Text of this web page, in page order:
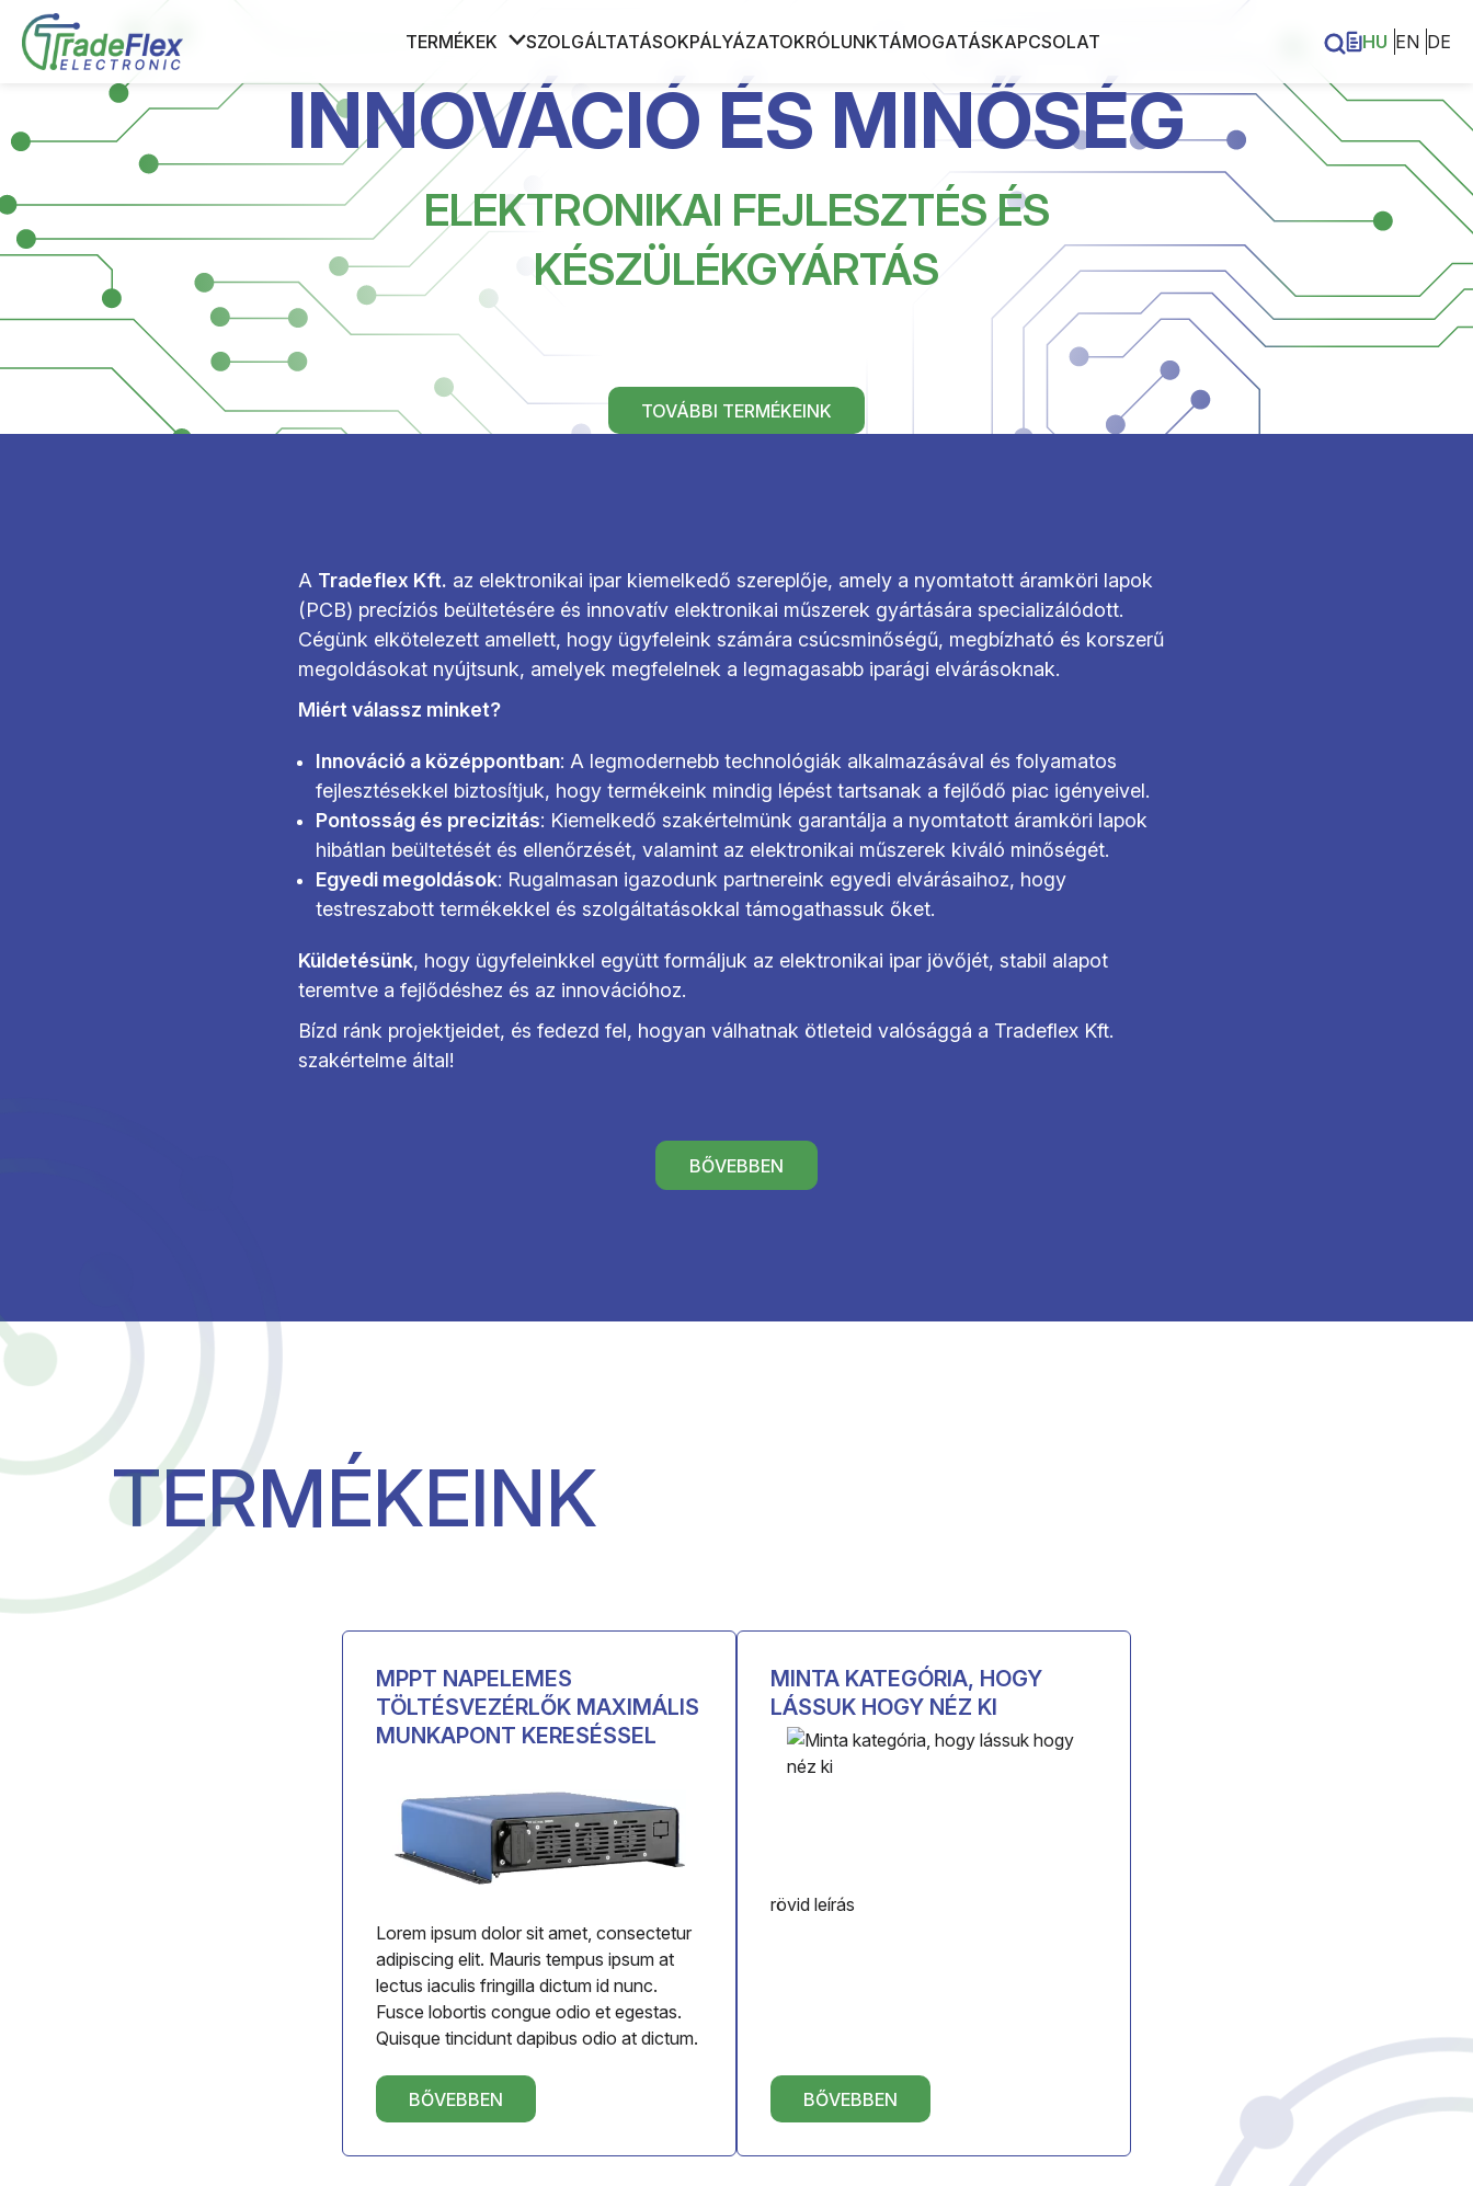
TERMÉKEK
MPPT NAPELEMES TÖLTÉSVEZÉRLŐK
MAXIMÁLIS MUNKAPONT KERESÉSSEL
SZOLGÁLTATÁSOKPÁLYÁZATOKRÓLUNKTÁMOGATÁSKAPCSOLAT HU EN DE
INNOVÁCIÓ ÉS MINŐSÉG
ELEKTRONIKAI FEJLESZTÉS ÉS
KÉSZÜLÉKGYÁRTÁS
TOVÁBBI TERMÉKEINK
A Tradeflex Kft. az elektronikai ipar kiemelkedő szereplője, amely a nyomtatott áramköri lapok
(PCB) precíziós beültetésére és innovatív elektronikai műszerek gyártására specializálódott.
Cégünk elkötelezett amellett, hogy ügyfeleink számára csúcsminőségű, megbízható és korszerű
megoldásokat nyújtsunk, amelyek megfelelnek a legmagasabb iparági elvárásoknak.
Miért válassz minket?
Innováció a középpontban: A legmodernebb technológiák alkalmazásával és folyamatos
fejlesztésekkel biztosítjuk, hogy termékeink mindig lépést tartsanak a fejlődő piac igényeivel.
Pontosság és precizitás: Kiemelkedő szakértelmünk garantálja a nyomtatott áramköri lapok
hibátlan beültetését és ellenőrzését, valamint az elektronikai műszerek kiváló minőségét.
Egyedi megoldások: Rugalmasan igazodunk partnereink egyedi elvárásaihoz, hogy
testreszabott termékekkel és szolgáltatásokkal támogathassuk őket.
Küldetésünk, hogy ügyfeleinkkel együtt formáljuk az elektronikai ipar jövőjét, stabil alapot
teremtve a fejlődéshez és az innovációhoz.
Bízd ránk projektjeidet, és fedezd fel, hogyan válhatnak ötleteid valósággá a Tradeflex Kft.
szakértelme által!
BŐVEBBEN
TERMÉKEINK
MPPT NAPELEMES
TÖLTÉSVEZÉRLŐK MAXIMÁLIS
MUNKAPONT KERESÉSSEL
Lorem ipsum dolor sit amet, consectetur
adipiscing elit. Mauris tempus ipsum at
lectus iaculis fringilla dictum id nunc.
Fusce lobortis congue odio et egestas.
Quisque tincidunt dapibus odio at dictum.
BŐVEBBEN
MINTA KATEGÓRIA, HOGY
LÁSSUK HOGY NÉZ KI
rövid leírás
BŐVEBBEN